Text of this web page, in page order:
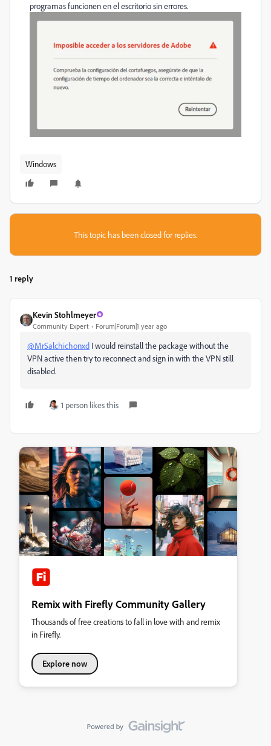
programas funcionen en el escritorio sin errores.
Windows
This topic has been closed for replies.
1 reply
Kevin Stohlmeyer
Community Expert Forum|Forum|1 year ago
@MrSalchichonxd I would reinstall the package without the
VPN active then try to reconnect and sign in with the VPN still
disabled.
1 person likes this
Remix with Firefly Community Gallery
Thousands of free creations to fall in love with and remix
in Firefly.
Explore now